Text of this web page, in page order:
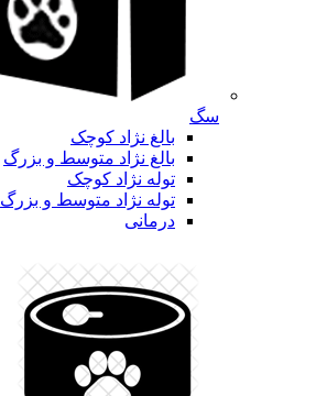
سگ
بالغ نژاد کوچک
بالغ نژاد متوسط و بزرگ
توله نژاد کوچک
توله نژاد متوسط و بزرگ
درمانی